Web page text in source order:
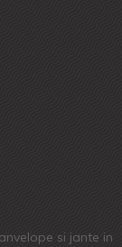
si jante in